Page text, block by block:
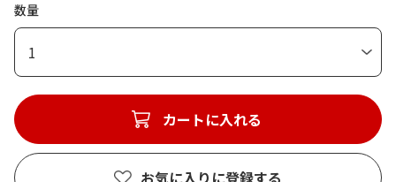
数量
1
カートに入れる
お気に入りに登録する